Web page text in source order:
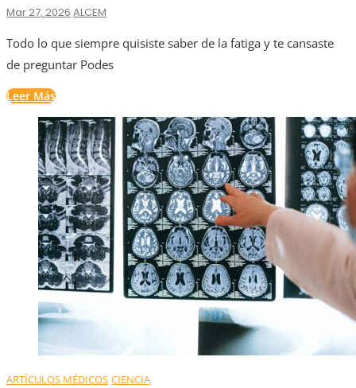
Mar 27, 2026 ALCEM
Todo lo que siempre quisiste saber de la fatiga y te cansaste
de preguntar Podes
Leer Más
ARTÍCULOS MÉDICOS CIENCIA